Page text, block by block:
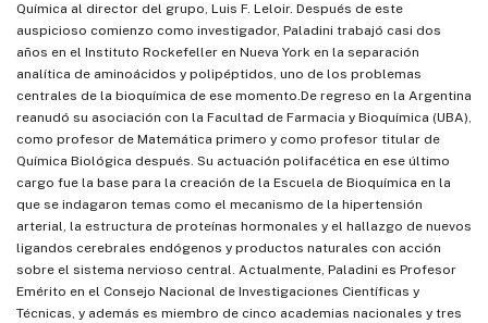
Química al director del grupo, Luis F. Leloir. Después de este
auspicioso comienzo como investigador, Paladini trabajó casi dos
años en el Instituto Rockefeller en Nueva York en la separación
analítica de aminoácidos y polipéptidos, uno de los problemas
centrales de la bioquímica de ese momento.De regreso en la Argentina
reanudó su asociación con la Facultad de Farmacia y Bioquímica (UBA),
como profesor de Matemática primero y como profesor titular de
Química Biológica después. Su actuación polifacética en ese último
cargo fue la base para la creación de la Escuela de Bioquímica en la
que se indagaron temas como el mecanismo de la hipertensión
arterial, la estructura de proteínas hormonales y el hallazgo de nuevos
ligandos cerebrales endógenos y productos naturales con acción
sobre el sistema nervioso central. Actualmente, Paladini es Profesor
Emérito en el Consejo Nacional de Investigaciones Científicas y
Técnicas, y además es miembro de cinco academias nacionales y tres